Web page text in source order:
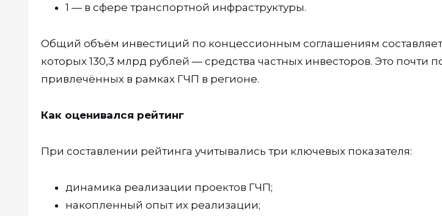
1 — в сфере транспортной инфраструктуры.
Общий объём инвестиций по концессионным соглашениям составляет
которых 130,3 млрд рублей — средства частных инвесторов. Это почти
привлечённых в рамках ГЧП в регионе.
Как оценивался рейтинг
При составлении рейтинга учитывались три ключевых показателя:
динамика реализации проектов ГЧП;
накопленный опыт их реализации;